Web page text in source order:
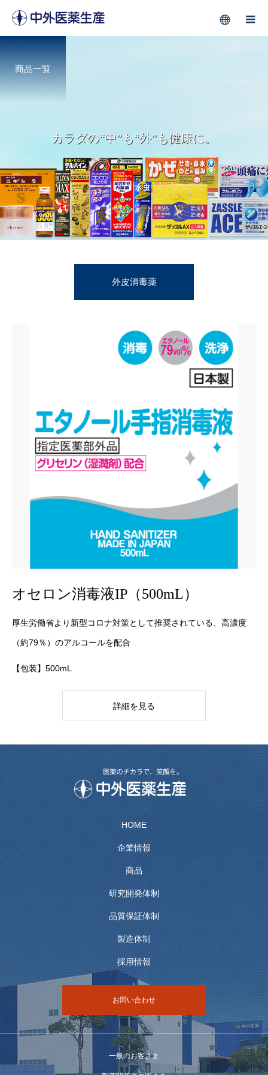
商品一覧
カラダの“中”も“外”も健康に。
外皮消毒薬
オセロン消毒液IP（500mL）
厚生労働省より新型コロナ対策として推奨されている、高濃度
（約79％）のアルコールを配合
【包装】500mL
詳細を見る
HOME
企業情報
商品
研究開発体制
品質保証体制
製造体制
採用情報
お問い合わせ
一般のお客さま